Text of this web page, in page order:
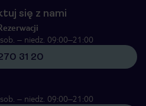
się z nami
– niedz. 09:00–21:00
31 20
– niedz. 09:00–21:00